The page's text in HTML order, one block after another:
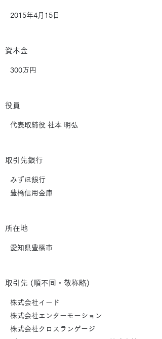
2015年4月15日​
資本金
​300万円
​役員
代表取締役 社本 明弘
取引先銀行
みずほ銀行
豊橋信用金庫
​所在地
​愛知県豊橋市
取引先 (順不同・敬称略)
株式会社イード
株式会社エンターモーション
株式会社クロスランゲージ